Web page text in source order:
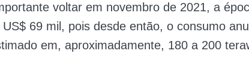
voltar em novembro de 2021, a
69 mil, pois desde então, o consumo
em, aproximadamente, 180 a 200